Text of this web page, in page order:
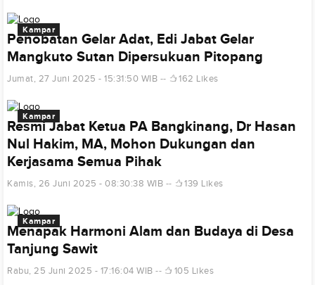
Kampar
Penobatan Gelar Adat, Edi Jabat Gelar
Mangkuto Sutan Dipersukuan Pitopang
Jumat, 27 Juni 2025 - 15:31:50 WIB 162 Likes
Kampar
Resmi Jabat Ketua PA Bangkinang, Dr Hasan
Nul Hakim, MA, Mohon Dukungan dan
Kerjasama Semua Pihak
Kamis, 26 Juni 2025 - 08:30:38 WIB 139 Likes
Kampar
Menapak Harmoni Alam dan Budaya di Desa
Tanjung Sawit
Rabu, 25 Juni 2025 - 17:16:04 WIB 105 Likes